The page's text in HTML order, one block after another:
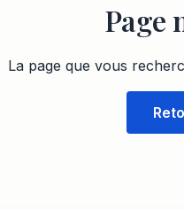
Page
La page que vous